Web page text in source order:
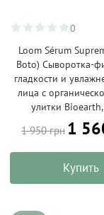
0
Loom Sérum
Boto) Сыворотка-
гладкости и
лица с
улитки
1 950 грн 1
Купить